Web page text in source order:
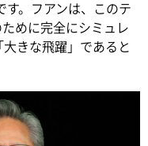
す。フアンは、このテ
めに完全にシミュレ
きな飛躍」であると